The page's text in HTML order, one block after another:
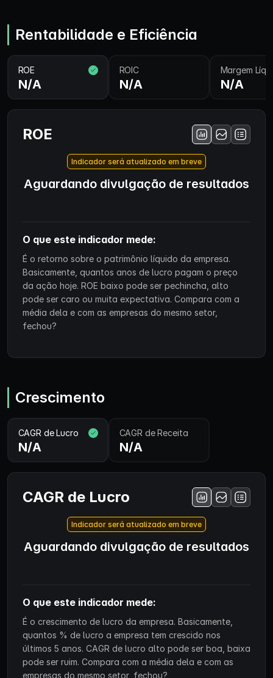
Rentabilidade e Eficiência
ROE
N/A
ROIC
N/A
Margem
N/A
ROE
Indicador será atualizado em breve
Aguardando divulgação de resultados
O que este indicador mede:
É o retorno sobre o patrimônio líquido da empresa.
Basicamente, quantos anos de lucro pagam o preço
da ação hoje. ROE baixo pode ser pechincha, alto
pode ser caro ou muita expectativa. Compara com a
média dela e com as empresas do mesmo setor,
fechou?
Crescimento
CAGR de Lucro
N/A
CAGR de Receita
N/A
CAGR de Lucro
Indicador será atualizado em breve
Aguardando divulgação de resultados
O que este indicador mede:
É o crescimento de lucro da empresa. Basicamente,
quantos % de lucro a empresa tem crescido nos
últimos 5 anos. CAGR de lucro alto pode ser boa, baixa
pode ser ruim. Compara com a média dela e com as
empresas do mesmo setor, fechou?